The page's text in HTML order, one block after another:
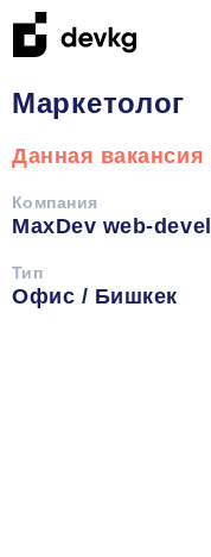
Маркетолог
Данная вакансия
Компания
MaxDev web-
Тип
Офис / Бишкек